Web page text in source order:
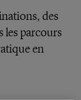
des
les parcours
en